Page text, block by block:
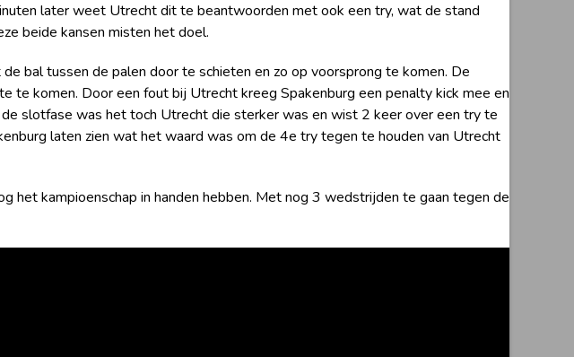
later weet Utrecht dit te beantwoorden met ook een try, wat de stand
beide kansen misten het doel.
bal tussen de palen door te schieten en zo op voorsprong te komen. De
komen. Door een fout bij Utrecht kreeg Spakenburg een penalty kick mee en
slotfase was het toch Utrecht die sterker was en wist 2 keer over een try te
laten zien wat het waard was om de 4e try tegen te houden van Utrecht
kampioenschap in handen hebben. Met nog 3 wedstrijden te gaan tegen de